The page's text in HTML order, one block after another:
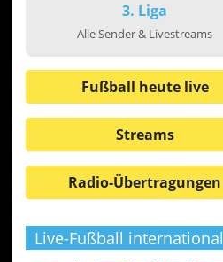
3. Liga
Alle Sender & Livestreams
Fußball heute live
Streams
Radio-Übertragungen
Live-Fußball international